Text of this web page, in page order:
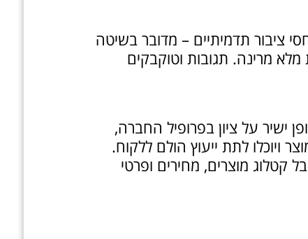
ציבור תדמיתיים – מדובר בשיטה
מרינה. תגובות וטוקבקים
על ציון בפרופיל החברה,
ויוכלו לתת ייעוץ הולם ללקוח.
קטלוג מוצרים, מחירים ופרטי